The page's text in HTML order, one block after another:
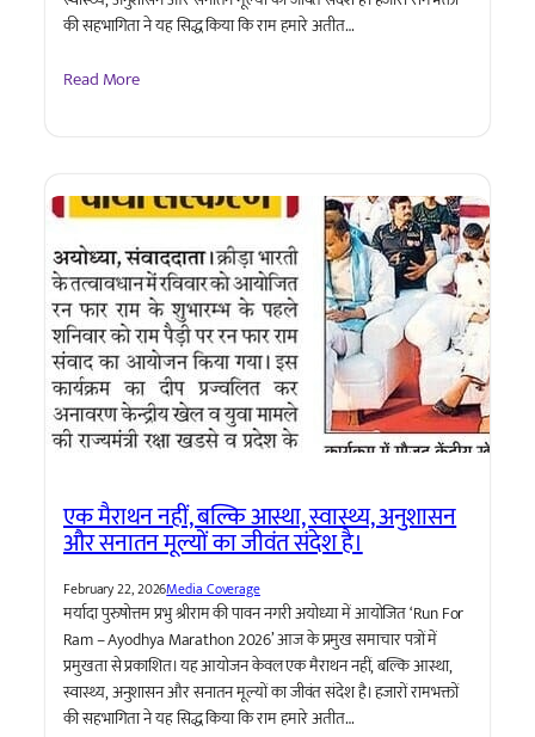
की सहभागिता ने यह सिद्ध किया कि राम हमारे अतीत…
Read More
एक मैराथन नहीं, बल्कि आस्था, स्वास्थ्य, अनुशासन
और सनातन मूल्यों का जीवंत संदेश है।
February 22, 2026Media Coverage
मर्यादा पुरुषोत्तम प्रभु श्रीराम की पावन नगरी अयोध्या में आयोजित ‘Run For
Ram – Ayodhya Marathon 2026’ आज के प्रमुख समाचार पत्रों में
प्रमुखता से प्रकाशित। यह आयोजन केवल एक मैराथन नहीं, बल्कि आस्था,
स्वास्थ्य, अनुशासन और सनातन मूल्यों का जीवंत संदेश है। हजारों रामभक्तों
की सहभागिता ने यह सिद्ध किया कि राम हमारे अतीत…